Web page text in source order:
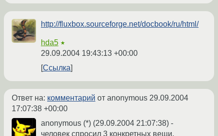
http://fluxbox.sourceforge.net/docbook/ru/html/
hda5 ★
29.09.2004 19:43:13 +00:00
Ссылка
Ответ на: комментарий от anonymous 29.09.2004
17:07:38 +00:00
anonymous (*) (29.09.2004 21:07:38) -
человек спросил 3 конкретных вещи,